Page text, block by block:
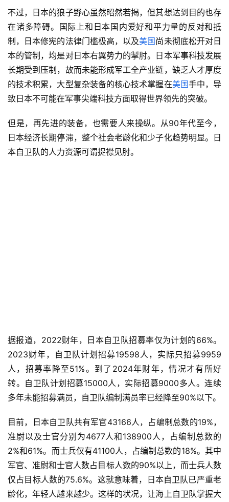
不过，日本的狼子野心虽然昭然若揭，但其想达到目的也存
在诸多障碍。国际上和日本国内爱好和平力量的反对和抵
制，日本修宪的法律门槛极高，以及美国 尚未彻底松开对日
本的管制，均是对日本右翼势力的掣肘。日本军事科技发展
长期受到压制，故而未能形成军工全产业链，缺乏人才厚度
的技术积累，大型复杂装备的核心技术掌握在美国手中，导
致日本不可能在军事尖端科技方面取得世界领先的突破。
但是，再先进的装备，也需要人来操纵。从90年代至今，
日本经济长期停滞，整个社会老龄化和少子化趋势明显。日
本自卫队的人力资源可谓捉襟见肘。
据报道，2022财年，日本自卫队招募率仅为计划的66%。
2023财年，自卫队计划招募19598人，实际只招募9959
人，招募率降至51%。到了2024年财年，情况才有所好
转。自卫队计划招募15000人，实际招募9000多人。连续
多年未能招募满员，自卫队编制满员率已经降至90%以下。
目前，日本自卫队共有军官43166人，占编制总数的19%，
准尉以及士官分别为4677人和138900人，占编制总数的
2%和61%。而士兵仅有41100人，占编制总数的18%。其中
军官、准尉和士官人数占目标人数的90%以上，而士兵人数
仅占目标人数的75.6%。这就意味着，日本自卫队已严重老
龄化，年轻人越来越少。这样的状况，让海上自卫队掌握大